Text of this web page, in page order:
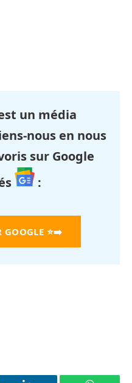
un média
nous en nous
sur Google
:
GOOGLE ⭐➡️